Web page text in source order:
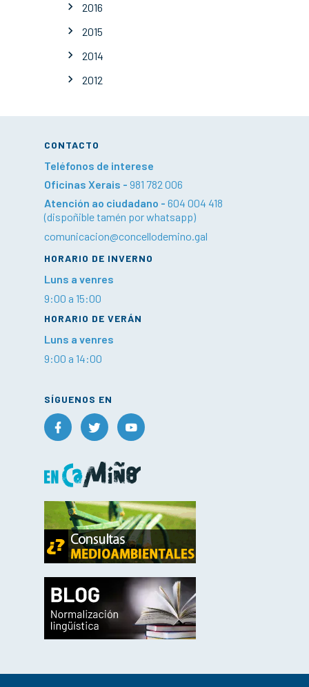
2016
2015
2014
2012
CONTACTO
Teléfonos de interese
Oficinas Xerais - 981 782 006
Atención ao ciudadano - 604 004 418
(dispoñible tamén por whatsapp)
comunicacion@concellodemino.gal
HORARIO DE INVERNO
Luns a venres
9:00 a 15:00
HORARIO DE VERÁN
Luns a venres
9:00 a 14:00
SÍGUENOS EN